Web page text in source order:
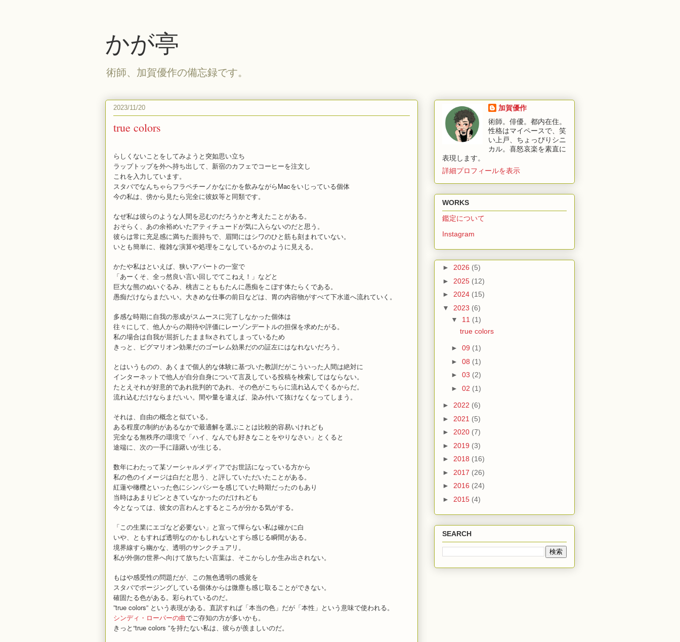
かが亭
術師、加賀優作の備忘録です。
2023/11/20
true colors
らしくないことをしてみようと突如思い立ち
ラップトップを外へ持ち出して、新宿のカフェでコーヒーを注文し
これを入力しています。
スタバでなんちゃらフラペチーノかなにかを飲みながらMacをいじっている個体
今の私は、傍から見たら完全に彼奴等と同類です。
なぜ私は彼らのような人間を忌むのだろうかと考えたことがある。
おそらく、あの余裕めいたアティチュードが気に入らないのだと思う。
彼らは常に充足感に満ちた面持ちで、眉間にはシワのひと筋も刻まれていない。
いとも簡単に、複雑な演算や処理をこなしているかのように見える。
かたや私はといえば、狭いアパートの一室で
「あーくそ、全っ然良い言い回しでてこねえ！」などと
巨大な熊のぬいぐるみ、桃吉ことももたんに愚痴をこぼす体たらくである。
愚痴だけならまだいい。大きめな仕事の前日などは、胃の内容物がすべて下水道へ流れていく。
多感な時期に自我の形成がスムースに完了しなかった個体は
往々にして、他人からの期待や評価にレーゾンデートルの担保を求めたがる。
私の場合は自我が屈折したままfixされてしまっているため
きっと、ピグマリオン効果だのゴーレム効果だのの証左にはなれないだろう。
とはいうものの、あくまで個人的な体験に基づいた教訓だがこういった人間は絶対に
インターネットで他人が自分自身について言及している投稿を検索してはならない。
たとえそれが好意的であれ批判的であれ、その色がこちらに流れ込んでくるからだ。
流れ込むだけならまだいい。間や量を違えば、染み付いて抜けなくなってしまう。
それは、自由の概念と似ている。
ある程度の制約があるなかで最適解を選ぶことは比較的容易いけれども
完全なる無秩序の環境で「ハイ、なんでも好きなことをやりなさい」とくると
途端に、次の一手に躊躇いが生じる。
数年にわたって某ソーシャルメディアでお世話になっている方から
私の色のイメージは白だと思う、と評していただいたことがある。
紅蓮や橄欖といった色にシンパシーを感じていた時期だったのもあり
当時はあまりピンときていなかったのだけれども
今となっては、彼女の言わんとするところが分かる気がする。
「この生業にエゴなど必要ない」と宣って憚らない私は確かに白
いや、ともすれば透明なのかもしれないとすら感じる瞬間がある。
境界線すら幽かな、透明のサンクチュアリ。
私が外側の世界へ向けて放ちたい言葉は、そこからしか生み出されない。
もはや感受性の問題だが、この無色透明の感覚を
スタバでポージングしている個体からは微塵も感じ取ることができない。
確固たる色がある。彩られているのだ。
”true colors” という表現がある。直訳すれば「本当の色」だが「本性」という意味で使われる。
シンディ・ローパーの曲でご存知の方が多いかも。
きっと“true colors ”を持たない私は、彼らが羨ましいのだ。
加賀優作
術師。俳優。都内在住。
性格はマイペースで、笑
い上戸、ちょっぴりシニ
カル。喜怒哀楽を素直に
表現します。
詳細プロフィールを表示
WORKS
鑑定について
Instagram
► 2026 (5)
► 2025 (12)
► 2024 (15)
▼ 2023 (6)
▼ 11 (1)
true colors
► 09 (1)
► 08 (1)
► 03 (2)
► 02 (1)
► 2022 (6)
► 2021 (5)
► 2020 (7)
► 2019 (3)
► 2018 (16)
► 2017 (26)
► 2016 (24)
► 2015 (4)
SEARCH